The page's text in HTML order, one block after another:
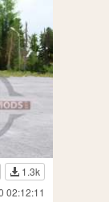
1.3k
02:12:11